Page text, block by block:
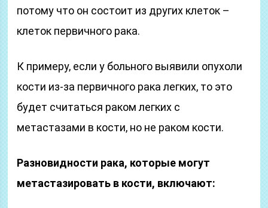
потому что он состоит из других клеток –
клеток первичного рака.
К примеру, если у больного выявили опухоли
кости из-за первичного рака легких, то это
будет считаться раком легких с
метастазами в кости, но не раком кости.
Разновидности рака, которые могут
метастазировать в кости, включают: